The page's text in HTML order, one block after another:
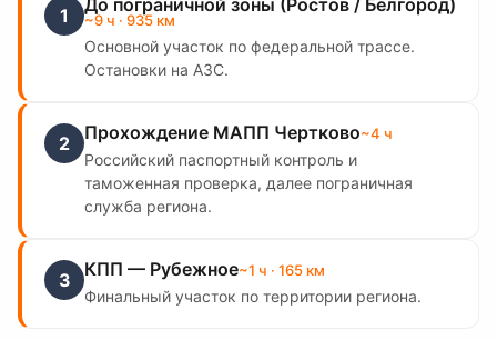
1 До пограничной зоны (Ростов / Белгород)
~9 ч · 935 км
Основной участок по федеральной трассе.
Остановки на АЗС.
2 Прохождение МАПП Чертково~4 ч
Российский паспортный контроль и
таможенная проверка, далее пограничная
служба региона.
3 КПП — Рубежное~1 ч · 165 км
Финальный участок по территории региона.